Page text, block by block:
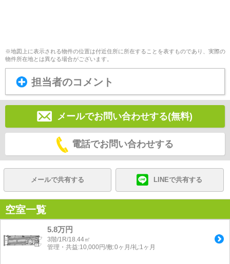
※地図上に表示される物件の位置は付近住所に所在することを表すものであり、実際の
物件所在地とは異なる場合がございます。
担当者のコメント
メールでお問い合わせする(無料)
電話でお問い合わせする
メールで共有する LINEで共有する
空室一覧
5.8万円
3階/1R/18.44㎡
管理・共益:10,000円/敷:0ヶ月/礼:1ヶ月